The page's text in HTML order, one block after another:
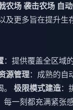
农场袭击农场 自
及更多旨在提升生
：提供覆盖全区域
源管理：成熟的自
极限模式建造：
每一刻都充满紧张